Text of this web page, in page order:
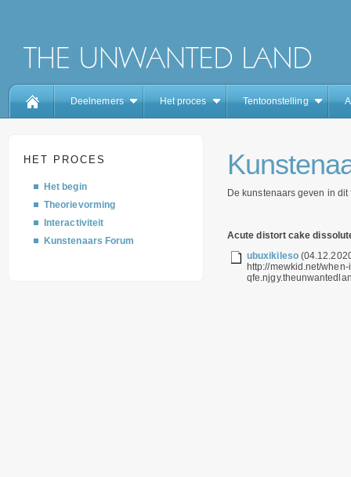
Deelnemers Het proces Tentoonstelling
HET PROCES
Het begin
Theorievorming
Interactiviteit
Kunstenaars Forum
De kunstenaars geven in
Acute distort cake
ubuxikileso
http://mewkid.net/